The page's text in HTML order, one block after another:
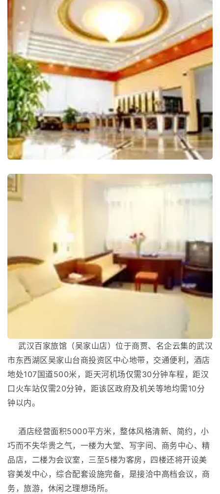
武汉百家旅馆（吴家山店）位于商贾、名企云集的武汉
市东西湖区吴家山台商投资区中心地带，交通便利，酒店
地处107国道500米，距天河机场仅需30分钟车程，距汉
口火车站仅需20分钟，距该区政府及机关等地均需10分
钟以内。
酒店经营面积5000平方米，整体风格清新、简约，小
巧而不失华贵之气，一楼为大堂、写字间、商务中心、精
品店，二楼为会议室，三至5楼为客房，四楼还将开设美
容美发中心，综合配套设施完备，是接洽中高档会议，商
务，旅游，休闲之理想场所。